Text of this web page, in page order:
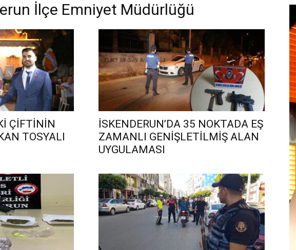
İlçe Emniyet Müdürlüğü
ÇİFTİNİN
TOSYALI
İSKENDERUN’DA 35 NOKTADA EŞ
ZAMANLI GENİŞLETİLMİŞ ALAN
UYGULAMASI